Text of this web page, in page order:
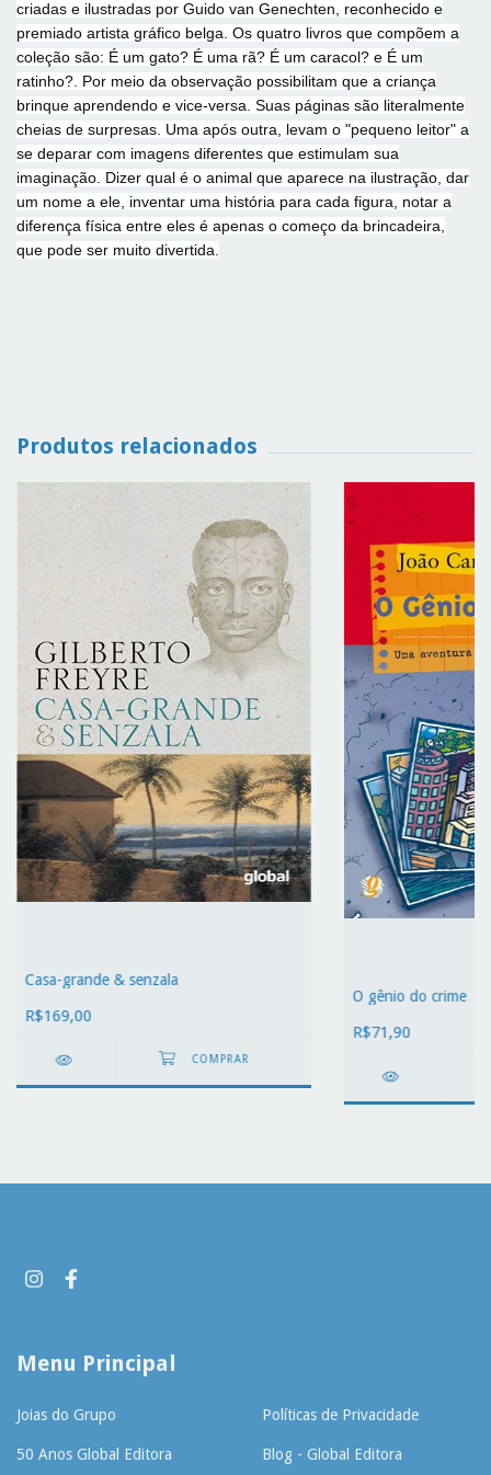
criadas e ilustradas por Guido van Genechten, reconhecido e
premiado artista gráfico belga. Os quatro livros que compõem a
coleção são: É um gato? É uma rã? É um caracol? e É um
ratinho?. Por meio da observação possibilitam que a criança
brinque aprendendo e vice-versa. Suas páginas são literalmente
cheias de surpresas. Uma após outra, levam o "pequeno leitor" a
se deparar com imagens diferentes que estimulam sua
imaginação. Dizer qual é o animal que aparece na ilustração, dar
um nome a ele, inventar uma história para cada figura, notar a
diferença física entre eles é apenas o começo da brincadeira,
que pode ser muito divertida.
Produtos relacionados
Casa-grande & senzala
R$169,00
O gênio do crime
R$71,90
Menu Principal
Joias do Grupo Políticas de Privacidade
50 Anos Global Editora Blog - Global Editora